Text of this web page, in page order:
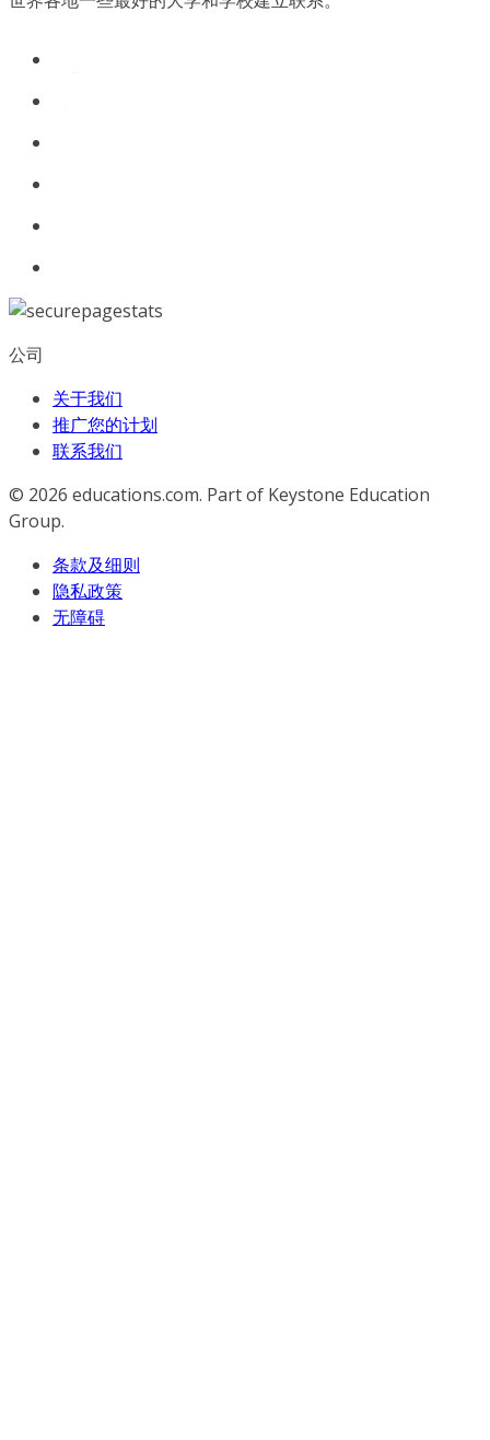
公司
关于我们
推广您的计划
联系我们
© 2026 educations.com. Part of Keystone Education
Group.
条款及细则
隐私政策
无障碍